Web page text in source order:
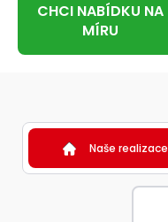
CHCI NABÍDKU NA
MÍRU
Naše realizace